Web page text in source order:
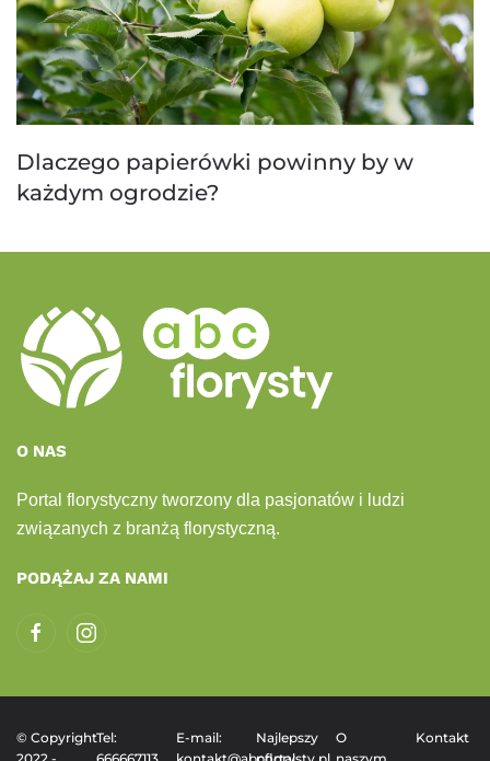
Dlaczego papierówki powinny by w
każdym ogrodzie?
O NAS
Portal florystyczny tworzony dla pasjonatów i ludzi
związanych z branżą florystyczną.
PODĄŻAJ ZA NAMI
© CopyrightTel:
E-mail:
Najlepszy
O
Kontakt